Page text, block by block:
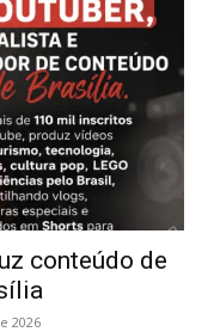
conteúdo de
2026